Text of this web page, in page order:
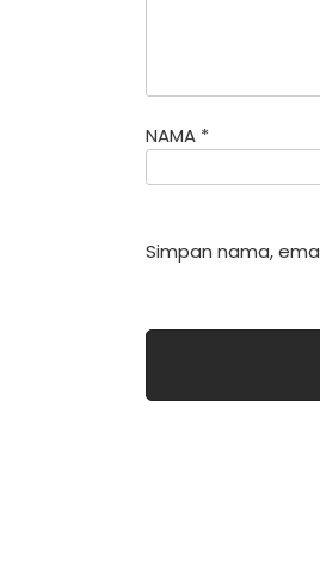
NAMA *
Simpan nama,